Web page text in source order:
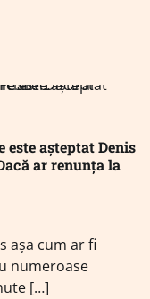
este așteptat Denis
ar renunța la
așa cum ar fi
numeroase
[…]